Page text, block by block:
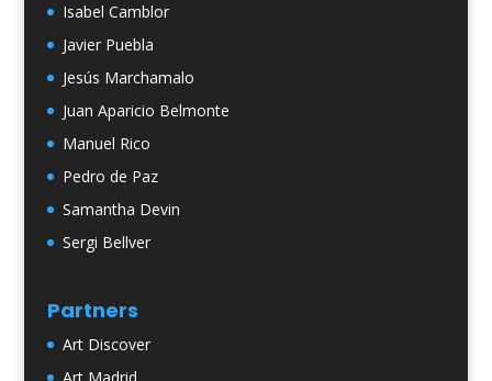
Isabel Camblor
Javier Puebla
Jesús Marchamalo
Juan Aparicio Belmonte
Manuel Rico
Pedro de Paz
Samantha Devin
Sergi Bellver
Partners
Art Discover